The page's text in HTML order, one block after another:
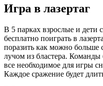
Игра в лазертаг
В 5 парках взрослые и дети
бесплатно поиграть в
поразить как можно больше
лучом из бластера. Команды
все необходимое для игры
Каждое сражение будет